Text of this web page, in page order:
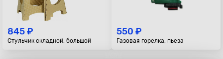
845 ₽
Стульчик складной, большой
550 ₽
Газовая горелка, пьеза